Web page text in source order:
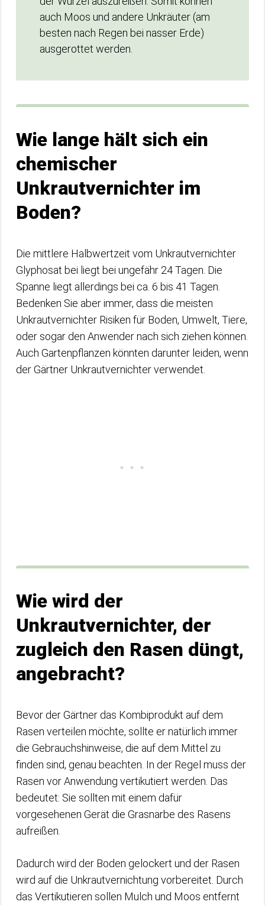
auch Moos und andere Unkräuter (am
besten nach Regen bei nasser Erde)
ausgerottet werden.
Wie lange hält sich ein
chemischer
Unkrautvernichter im
Boden?
Die mittlere Halbwertzeit vom Unkrautvernichter
Glyphosat bei liegt bei ungefähr 24 Tagen. Die
Spanne liegt allerdings bei ca. 6 bis 41 Tagen.
Bedenken Sie aber immer, dass die meisten
Unkrautvernichter Risiken für Boden, Umwelt, Tiere,
oder sogar den Anwender nach sich ziehen können.
Auch Gartenpflanzen könnten darunter leiden, wenn
der Gärtner Unkrautvernichter verwendet.
Wie wird der
Unkrautvernichter, der
zugleich den Rasen düngt,
angebracht?
Bevor der Gärtner das Kombiprodukt auf dem
Rasen verteilen möchte, sollte er natürlich immer
die Gebrauchshinweise, die auf dem Mittel zu
finden sind, genau beachten. In der Regel muss der
Rasen vor Anwendung vertikutiert werden. Das
bedeutet: Sie sollten mit einem dafür
vorgesehenen Gerät die Grasnarbe des Rasens
aufreißen.
Dadurch wird der Boden gelockert und der Rasen
wird auf die Unkrautvernichtung vorbereitet. Durch
das Vertikutieren sollen Mulch und Moos entfernt